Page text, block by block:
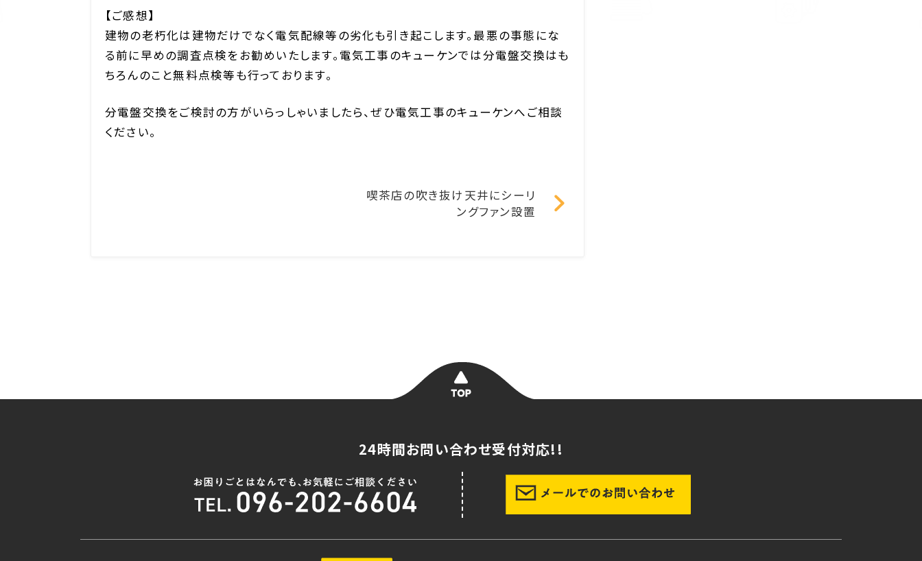
【ご感想】
建物の老朽化は建物だけでなく電気配線等の劣化も引き起こします。最悪の事態にな
る前に早めの調査点検をお勧めいたします。電気工事のキューケンでは分電盤交換はも
ちろんのこと無料点検等も行っております。
分電盤交換をご検討の方がいらっしゃいましたら、ぜひ電気工事のキューケンへご相談
ください。
喫茶店の吹き抜け天井にシーリ
ングファン設置
24時間お問い合わせ受付対応!!